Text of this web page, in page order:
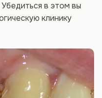
в этом вы
клинику